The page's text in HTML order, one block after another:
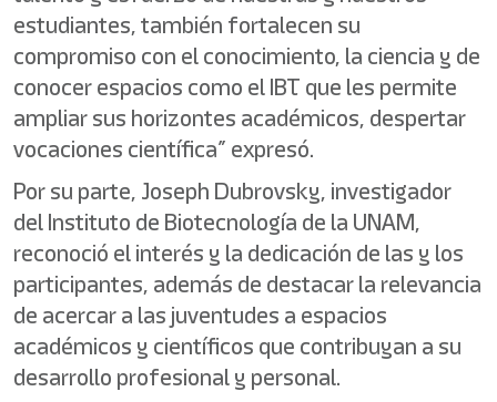
estudiantes, también fortalecen su
compromiso con el conocimiento, la ciencia y de
conocer espacios como el IBT que les permite
ampliar sus horizontes académicos, despertar
vocaciones científica” expresó.
Por su parte, Joseph Dubrovsky, investigador
del Instituto de Biotecnología de la UNAM,
reconoció el interés y la dedicación de las y los
participantes, además de destacar la relevancia
de acercar a las juventudes a espacios
académicos y científicos que contribuyan a su
desarrollo profesional y personal.